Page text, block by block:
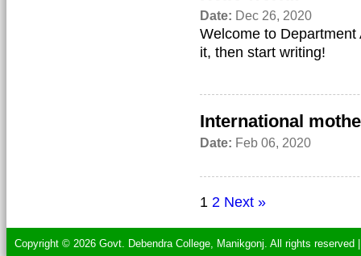
Date: Dec 26, 2020
Welcome to
it, then start writing!
International
Date: Feb 06, 2020
1 2 Next »
Copyright © 2026 Govt. Debendra College, Manikgonj. All rights reserved